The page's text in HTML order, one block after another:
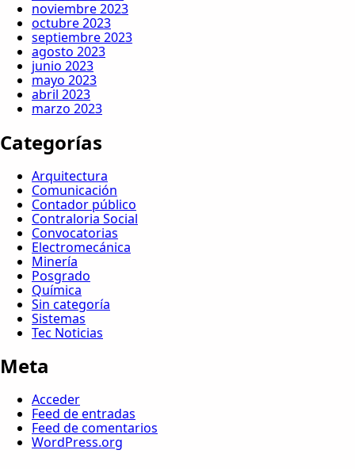
noviembre 2023
octubre 2023
septiembre 2023
agosto 2023
junio 2023
mayo 2023
abril 2023
marzo 2023
Categorías
Arquitectura
Comunicación
Contador público
Contraloria Social
Convocatorias
Electromecánica
Minería
Posgrado
Química
Sin categoría
Sistemas
Tec Noticias
Meta
Acceder
Feed de entradas
Feed de comentarios
WordPress.org